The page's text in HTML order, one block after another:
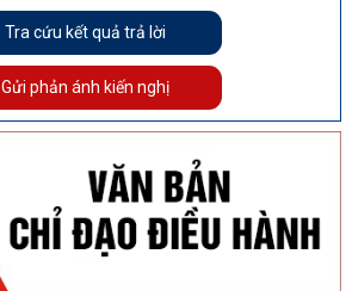
Tra cứu kết quả trả lời
Gửi phản ánh kiến nghị